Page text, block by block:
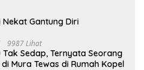
Gantung Diri
9987 Lihat
Tak Sedap, Ternyata Seorang
di Mura Tewas di Rumah Kopel